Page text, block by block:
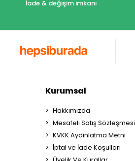
İade & değişim imkanı
Kurumsal
Hakkımızda
Mesafeli Satış Sözleşmesi
KVKK Aydınlatma Metni
İptal ve İade Koşulları